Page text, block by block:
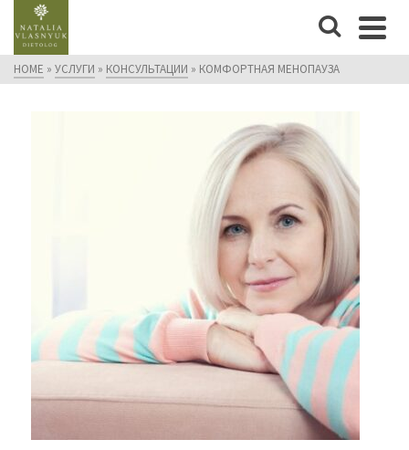
HOME » УСЛУГИ » КОНСУЛЬТАЦИИ » КОМФОРТНАЯ МЕНОПАУЗА